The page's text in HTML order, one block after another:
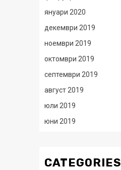
януари 2020
декември 2019
ноември 2019
октомври 2019
септември 2019
август 2019
юли 2019
юни 2019
CATEGORIES